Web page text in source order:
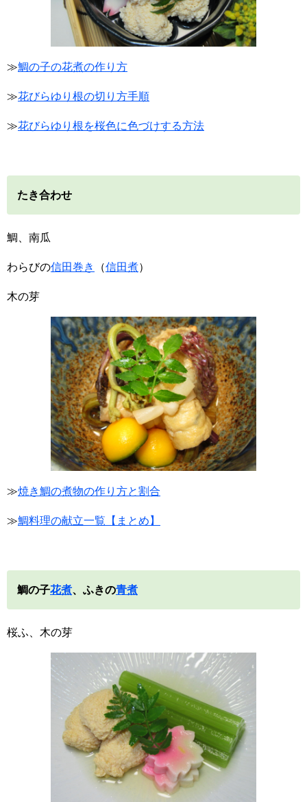
≫鯛の子の花煮の作り方
≫花びらゆり根の切り方手順
≫花びらゆり根を桜色に色づけする方法
たき合わせ
鯛、南瓜
わらびの信田巻き （信田煮）
木の芽
≫焼き鯛の煮物の作り方と割合
≫鯛料理の献立一覧【まとめ】
鯛の子花煮、ふきの青煮
桜ふ、木の芽